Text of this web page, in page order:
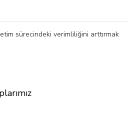
sürecindeki verimliliğini arttırmak